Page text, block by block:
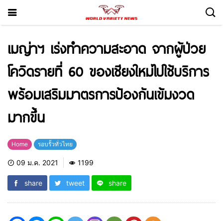
เมญ่าฯ เร่งทำความสะอาด จากผู้ป่วย
โควิดรายที่ 60 ของเชียงใหม่ไปใช้บริการ
พร้อมเสริมมาตรการป้องกันเข้มงวด
มากขึ้น
Home รอบรั้วทั่วไทย
09 ม.ค. 2021 1199
share tweet share